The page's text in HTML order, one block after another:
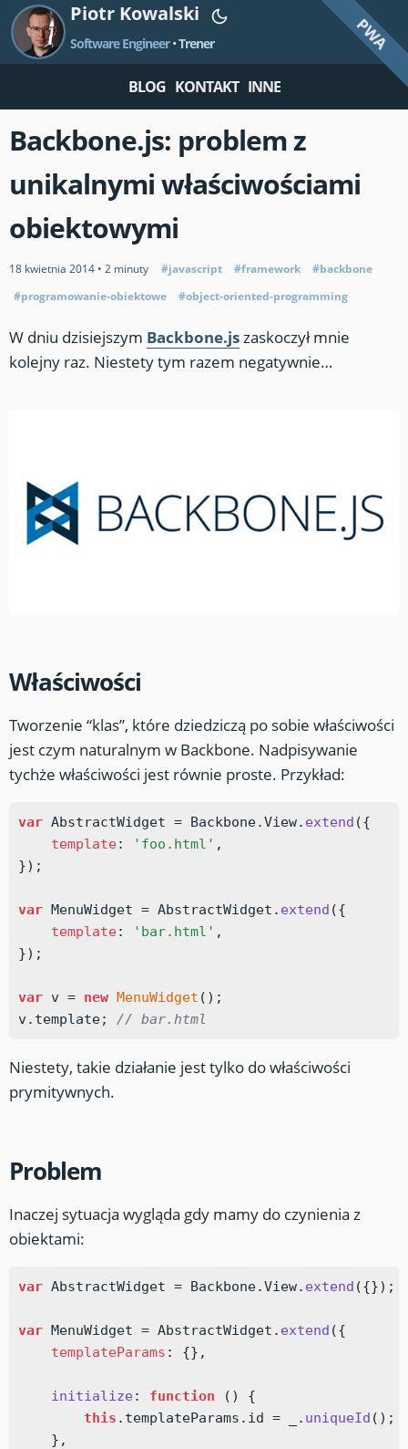
PWA
Piotr Kowalski
Software Engineer•Trener
BLOG KONTAKT INNE
Backbone.js: problem z
unikalnymi właściwościami
obiektowymi
18 kwietnia 2014 • 2 minuty #javascript #framework
#backbone
#programowanie-obiektowe
#object-oriented-programming
W dniu dzisiejszym Backbone.jszaskoczył mnie
kolejny raz. Niestety tym razem negatywnie…
Właściwości
Tworzenie “klas”, które dziedziczą po sobie właściwości
jest czym naturalnym w Backbone. Nadpisywanie
tychże właściwości jest równie proste. Przykład:
var AbstractWidget = Backbone.View. extend ({
template: 'foo.html' ,
}) ;
var MenuWidget = AbstractWidget . extend ({
template: 'bar.html' ,
}) ;
var v = new MenuWidget ( ) ;
v. template; // bar.html
Niestety, takie działanie jest tylko do właściwości
prymitywnych.
Problem
Inaczej sytuacja wygląda gdy mamy do czynienia z
obiektami:
var AbstractWidget = Backbone.View. extend ({}) ;
var MenuWidget = AbstractWidget . extend ({
templateParams : {} ,
initialize : function ( )
{
this . templateParams . id = . uniqueId ( ) ;
} ,